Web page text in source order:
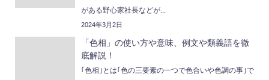
がある野心家社長などが...
2024年3月2日
「色相」の使い方や意味、例文や類義語を徹
底解説！
｢色相｣とは｢色の三要素の一つで色合いや色調の事｣で